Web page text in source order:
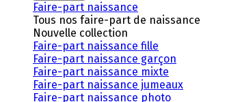
Faire-part naissance
Tous nos faire-part de naissance
Nouvelle collection
Faire-part naissance fille
Faire-part naissance garçon
Faire-part naissance mixte
Faire-part naissance jumeaux
Faire-part naissance photo